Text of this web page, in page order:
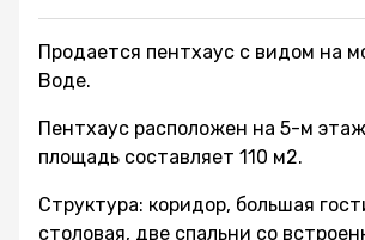
Продается пентхаус с видом на
Воде.
Пентхаус расположен на 5-м
площадь составляет 110 м2.
Структура: коридор, большая
столовая, две спальни со